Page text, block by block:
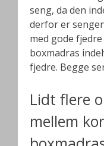
seng, da den
derfor er
med gode
boxmadras
fjedre. Begge
Lidt flere
mellem